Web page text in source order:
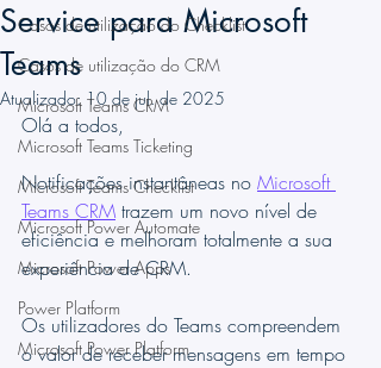
Casos de utilização do Checklist
Casos de utilização do CRM
Microsoft Teams CRM
Microsoft Teams Ticketing
Microsoft Teams Checklist
Microsoft Power Automate
Microsoft Power Apps
Power Platform
Microsoft Power Platform
Service para Microsoft
Teams
Atualizado: 10 de jul. de 2025
Olá a todos,
Notificações instantâneas no Microsoft
Teams CRM trazem um novo nível de
eficiência e melhoram totalmente a sua
experiência de CRM.
Os utilizadores do Teams compreendem
o valor de receber mensagens em tempo